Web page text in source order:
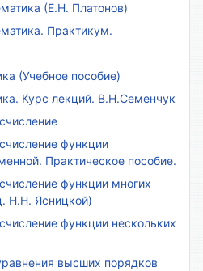
(Е.Н. Платонов)
Практикум.
(Учебное пособие)
Курс лекций. В.Н.Семенчук
функции
Практическое пособие.
функции многих
Н.Н. Ясницкой)
функции нескольких
высших порядков